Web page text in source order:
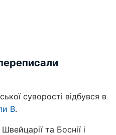
суворості відбувся в
B.
та Боснії і